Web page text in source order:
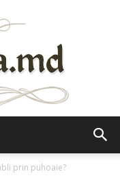
prin puhoaie?